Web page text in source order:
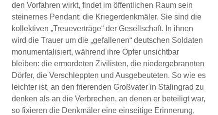
den Vorfahren wirkt, findet im öffentlichen Raum sein
steinernes Pendant: die Kriegerdenkmäler. Sie sind die
kollektiven „Treueverträge“ der Gesellschaft. In ihnen
wird die Trauer um die „gefallenen“ deutschen Soldaten
monumentalisiert, während ihre Opfer unsichtbar
bleiben: die ermordeten Zivilisten, die niedergebrannten
Dörfer, die Verschleppten und Ausgebeuteten. So wie es
leichter ist, an den frierenden Großvater in Stalingrad zu
denken als an die Verbrechen, an denen er beteiligt war,
so fixieren die Denkmäler eine einseitige Erinnerung,